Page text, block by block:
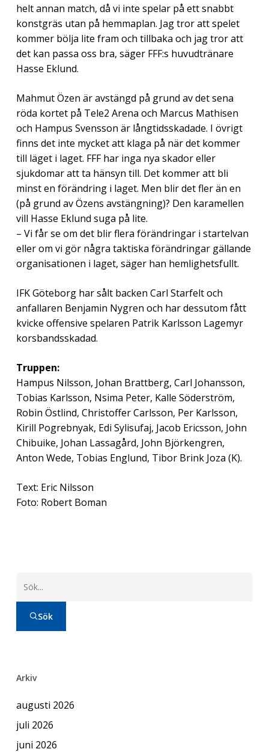
helt annan match, då vi inte spelar på ett snabbt
konstgräs utan på hemmaplan. Jag tror att spelet
kommer bölja lite fram och tillbaka och jag tror att
det kan passa oss bra, säger FFF:s huvudtränare
Hasse Eklund.
Mahmut Özen är avstängd på grund av det sena
röda kortet på Tele2 Arena och Marcus Mathisen
och Hampus Svensson är långtidsskadade. I övrigt
finns det inte mycket att klaga på när det kommer
till läget i laget. FFF har inga nya skador eller
sjukdomar att ta hänsyn till. Det kommer att bli
minst en förändring i laget. Men blir det fler än en
(på grund av Özens avstängning)? Den karamellen
vill Hasse Eklund suga på lite.
– Vi får se om det blir flera förändringar i startelvan
eller om vi gör några taktiska förändringar gällande
organisationen i laget, säger han hemlighetsfullt.
IFK Göteborg har sålt backen Carl Starfelt och
anfallaren Benjamin Nygren och har dessutom fått
kvicke offensive spelaren Patrik Karlsson Lagemyr
korsbandsskadad.
Truppen:
Hampus Nilsson, Johan Brattberg, Carl Johansson,
Tobias Karlsson, Nsima Peter, Kalle Söderström,
Robin Östlind, Christoffer Carlsson, Per Karlsson,
Kirill Pogrebnyak, Edi Sylisufaj, Jacob Ericsson, John
Chibuike, Johan Lassagård, John Björkengren,
Anton Wede, Tobias Englund, Tibor Brink Joza (K).
Text: Eric Nilsson
Foto: Robert Boman
Sök
Arkiv
augusti 2026
juli 2026
juni 2026